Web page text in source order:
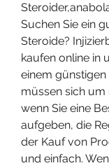
Suchen Sie ein
Steroide?
kaufen online in
einem günstigen
müssen sich
wenn Sie eine
aufgeben, die
der Kauf von
und einfach.